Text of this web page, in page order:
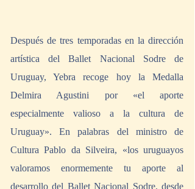
Después de tres temporadas en la dirección
artística del Ballet Nacional Sodre de
Uruguay, Yebra recoge hoy la Medalla
Delmira Agustini por «el aporte
especialmente valioso a la cultura de
Uruguay». En palabras del ministro de
Cultura Pablo da Silveira, «los uruguayos
valoramos enormemente tu aporte al
desarrollo del Ballet Nacional Sodre, desde